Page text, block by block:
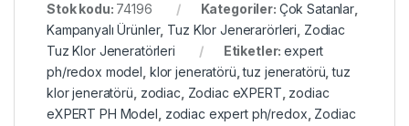
Stok kodu: 74196 Kategoriler: Çok Satanlar
Kampanyalı Ürünler, Tuz Klor Jenerarörleri Zodiac
Tuz Klor Jeneratörleri
Etiketler:expert
ph/redox model klor jeneratörü ,tuz jeneratörü ,tuz
klor jeneratörü zodiac Zodiac eXPERT zodiac
eXPERT PH Model zodiac expert ph/redox Zodiac